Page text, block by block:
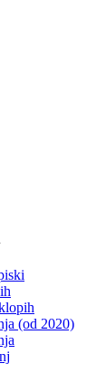
(od 2020)